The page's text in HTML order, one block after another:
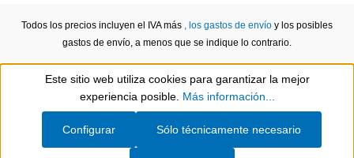
Todos los precios incluyen el IVA más , los gastos de envío y los posibles
gastos de envío, a menos que se indique lo contrario.
Show toolbar
Este sitio web utiliza cookies para garantizar la mejor
experiencia posible. Más información...
Sólo técnicamente necesario
Configurar